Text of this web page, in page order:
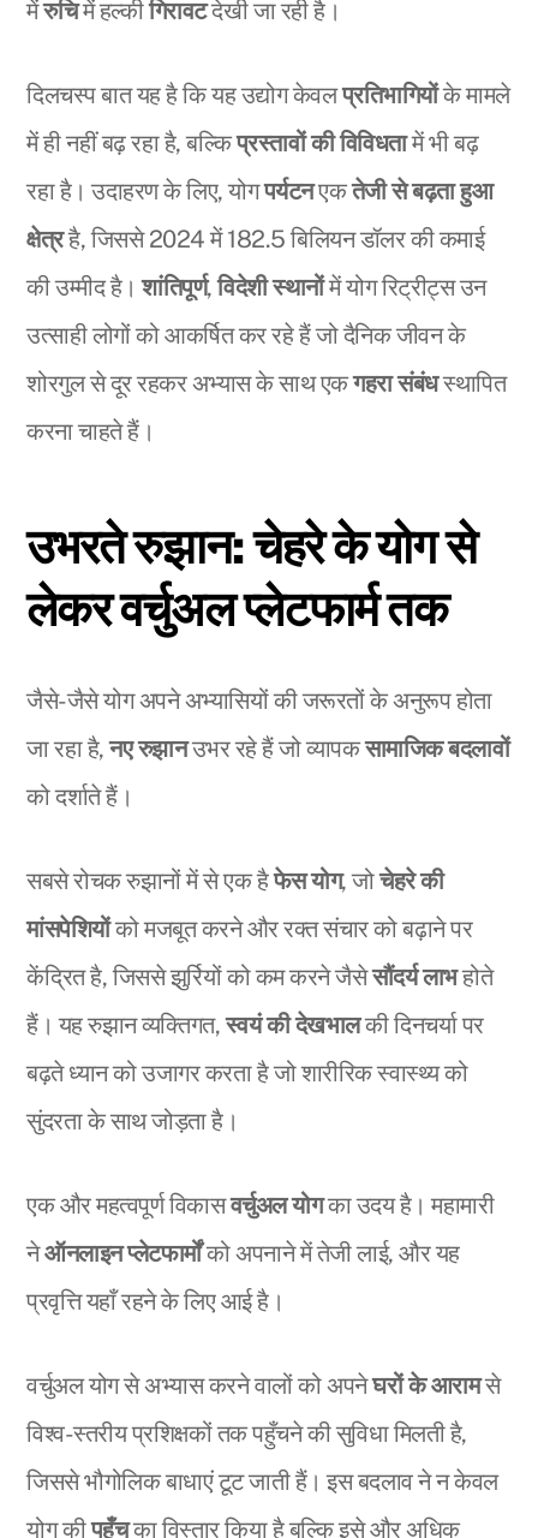
मेंरुचिमें हल्कीगिरावटदेखी जा रही है।
दिलचस्प बात यह है कि यह उद्योग केवलप्रतिभागियोंके मामले
में ही नहीं बढ़ रहा है, बल्किप्रस्तावों की विविधतामें भी बढ़
रहा है। उदाहरण के लिए, योगपर्यटनएकतेजी से बढ़ता हुआ
क्षेत्रहै, जिससे 2024 में 182.5 बिलियन डॉलर की कमाई
की उम्मीद है।शांतिपूर्ण,विदेशी स्थानोंमें योग रिट्रीट्स उन
उत्साही लोगों को आकर्षित कर रहे हैं जो दैनिक जीवन के
शोरगुल से दूर रहकर अभ्यास के साथ एकगहरा संबंधस्थापित
करना चाहते हैं।
उभरते रुझान: चेहरे के योग से
लेकर वर्चुअल प्लेटफार्म तक
जैसे-जैसे योग अपने अभ्यासियों की जरूरतों के अनुरूप होता
जा रहा है,नए रुझानउभर रहे हैं जो व्यापकसामाजिक बदलावों
को दर्शाते हैं।
सबसे रोचक रुझानों में से एक हैफेस योग, जोचेहरे की
मांसपेशियोंको मजबूत करने और रक्त संचार को बढ़ाने पर
केंद्रित है, जिससे झुर्रियों को कम करने जैसेसौंदर्य लाभहोते
हैं। यह रुझान व्यक्तिगत,स्वयं की देखभालकी दिनचर्या पर
बढ़ते ध्यान को उजागर करता है जो शारीरिक स्वास्थ्य को
सुंदरता के साथ जोड़ता है।
एक और महत्वपूर्ण विकासवर्चुअल योगका उदय है। महामारी
नेऑनलाइन प्लेटफार्मोंको अपनाने में तेजी लाई, और यह
प्रवृत्ति यहाँ रहने के लिए आई है।
वर्चुअल योग से अभ्यास करने वालों को अपनेघरों के आरामसे
विश्व-स्तरीय प्रशिक्षकों तक पहुँचने की सुविधा मिलती है,
जिससे भौगोलिक बाधाएं टूट जाती हैं। इस बदलाव ने न केवल
योग कीपहुँचका विस्तार किया है बल्कि इसे और अधिक